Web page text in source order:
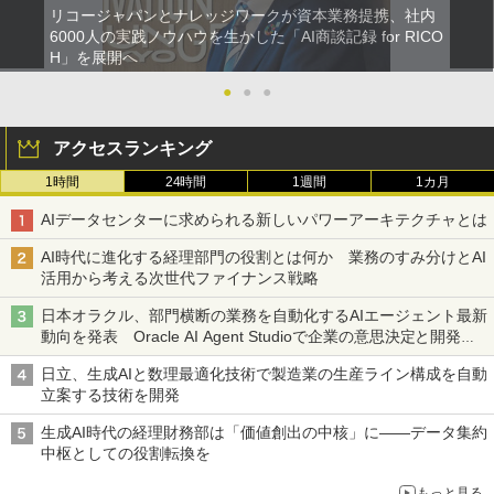
リコージャパンとナレッジワークが資本業務提携、社内
6000人の実践ノウハウを生かした「AI商談記録 for RICO
H」を展開へ
●
● ●
アクセスランキング
1時間 24時間 1週間 1カ月
AIデータセンターに求められる新しいパワーアーキテクチャとは
AI時代に進化する経理部門の役割とは何か 業務のすみ分けとAI
活用から考える次世代ファイナンス戦略
日本オラクル、部門横断の業務を自動化するAIエージェント最新
動向を発表 Oracle AI Agent Studioで企業の意思決定と開発を
加速
日立、生成AIと数理最適化技術で製造業の生産ライン構成を自動
立案する技術を開発
生成AI時代の経理財務部は「価値創出の中核」に――データ集約
中枢としての役割転換を